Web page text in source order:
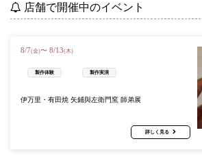
店舗で開催中のイベント
8/7(金)〜 8/13(木)
製作体験 製作実演
伊万里・有田焼 矢鋪與左衛門窯 師弟展
詳しく見る